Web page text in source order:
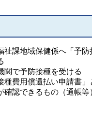
祉課地域保健係へ「予
関で予防接種を受ける
種費用償還払い申請書
確認できるもの（通帳等